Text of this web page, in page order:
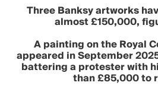
Three Banksy artworks
almost £150,000,
A painting on the Royal
appeared in September
battering a protester with
than £85,000 to